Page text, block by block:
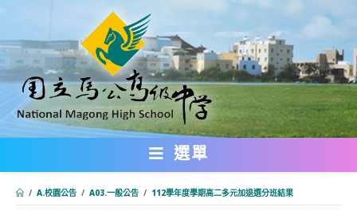
轉
主
要
內
選單
/ A.校園公告 / A03.一般公告 / 112學年度學期高二多元加退選分班結果